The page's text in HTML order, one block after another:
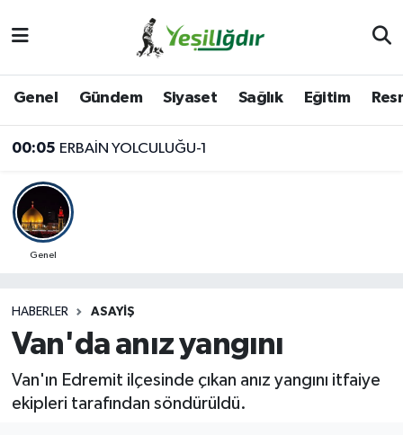
Genel Gündem Siyaset Sağlık Eğitim
00:05 ERBAİN YOLCULUĞU-1
Genel
HABERLER ASAYIŞ
Van'da anız yangını
Van'ın Edremit ilçesinde çıkan anız yangını itfaiye
ekipleri tarafından söndürüldü.
Iğdır Trafik Yoğunluk Haritası
Süper Lig Puan Durumu ve Fikstür
Son Dakika Haberleri
Haber Arşivi